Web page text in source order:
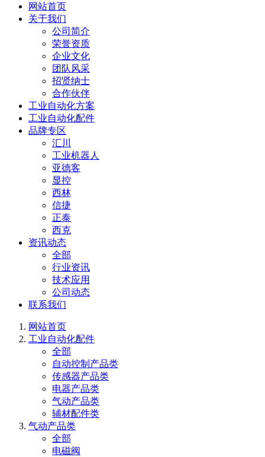
网站首页
关于我们
公司简介
荣誉资质
企业文化
团队风采
招贤纳士
合作伙伴
工业自动化方案
工业自动化配件
品牌专区
汇川
工业机器人
亚德客
显控
西林
信捷
正泰
西克
资讯动态
全部
行业资讯
技术应用
公司动态
联系我们
网站首页
工业自动化配件
全部
自动控制产品类
传感器产品类
电器产品类
气动产品类
辅材配件类
气动产品类
全部
电磁阀